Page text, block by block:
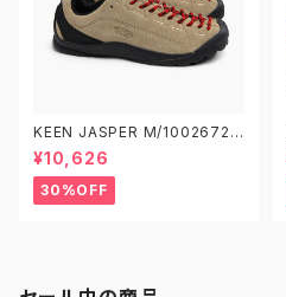
KEEN JASPER M/1002672
W/1004347 キーン ジャスパ
ー アウトドアスニーカー
¥10,626
30%OFF